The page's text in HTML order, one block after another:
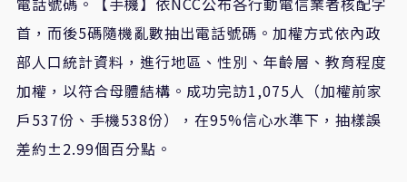
首，而後5碼隨機亂數抽出電話號碼。加權方式依內政
部人口統計資料，進行地區、性別、年齡層、教育程度
加權，以符合母體結構。成功完訪1,075人（加權前家
戶537份、手機538份），在95%信心水準下，抽樣誤
差約±2.99個百分點。